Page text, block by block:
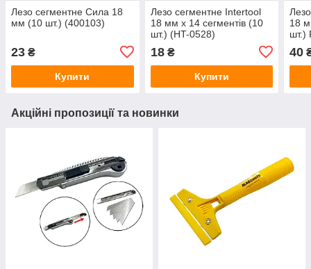
Лезо сегментне Сила 18
мм (10 шт.) (400103)
23 ₴
Купити
Лезо сегментне Intertool
18 мм x 14 сегментів (10
шт.) (HT-0528)
18₴
Купити
18
шт.)
40
Акційні пропозиції та новинки